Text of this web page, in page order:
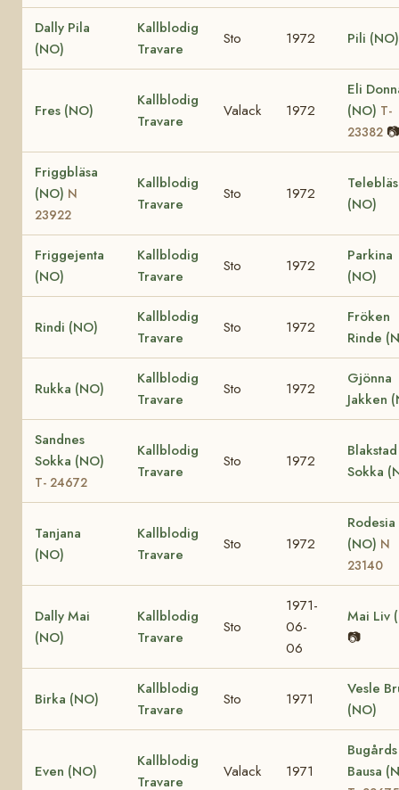
Dally Pila
(NO)
Kallblodig
Travare
Sto 1972 Pili (NO)
Fres (NO)
Kallblodig
Travare
Valack 1972
Eli
(NO) T-
23382 📷
Friggbläsa
(NO) N
23922
Kallblodig
Travare
Sto 1972
(NO)
Friggejenta
(NO)
Kallblodig
Travare
Sto 1972
Parkina
(NO)
Rindi (NO)
Kallblodig
Travare
Sto 1972
Fröken
Rinde
Rukka (NO)
Kallblodig
Travare
Sto 1972
Gjönna
Jakken
Sandnes
Sokka (NO)
T- 24672
Kallblodig
Travare
Sto 1972
Blakstad
Sokka
Tanjana
(NO)
Kallblodig
Travare
Sto 1972
Rodesia
(NO) N
23140
Dally Mai
(NO)
Kallblodig
Travare
Sto
1971-
06-
06
Mai Liv
📷
Birka (NO)
Kallblodig
Travare
Sto 1971
Vesle
(NO)
Even (NO)
Kallblodig
Travare
Valack 1971
Bugårds
Bausa